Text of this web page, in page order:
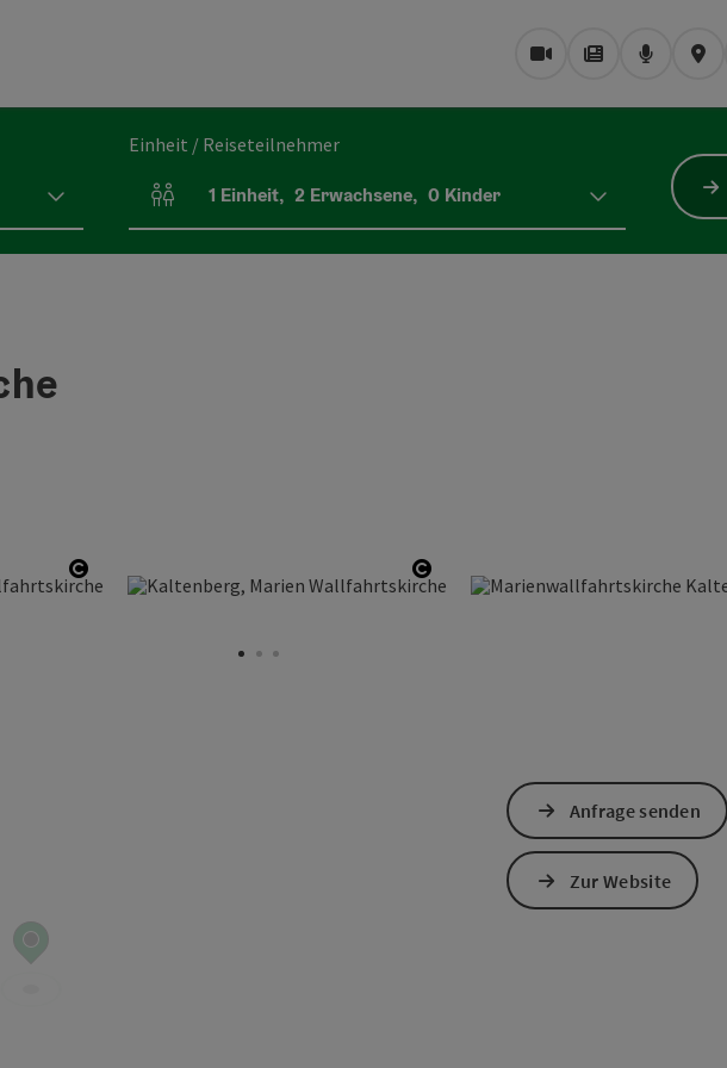
WebcamsMagazin/Blog
Podcast
Einheit / Reiseteilnehmer
Einheitenanzahl und Personenfelder
1 Einheit, 2 Erwachsene, 0 Kinder
Copyright öffnen Copyright öffnen
Anfrage senden
Zur Website